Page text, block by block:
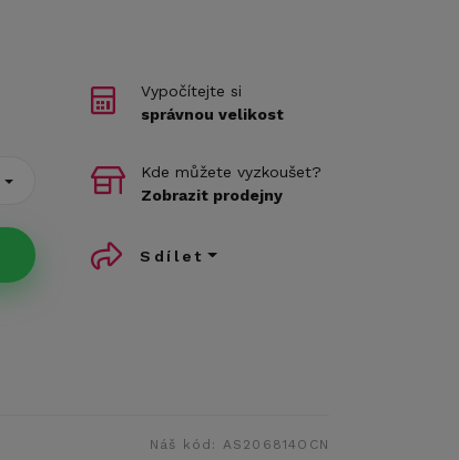
Vypočítejte si
správnou velikost
Kde můžete vyzkoušet?
Zobrazit prodejny
Sdílet
Náš kód: AS206814OCN